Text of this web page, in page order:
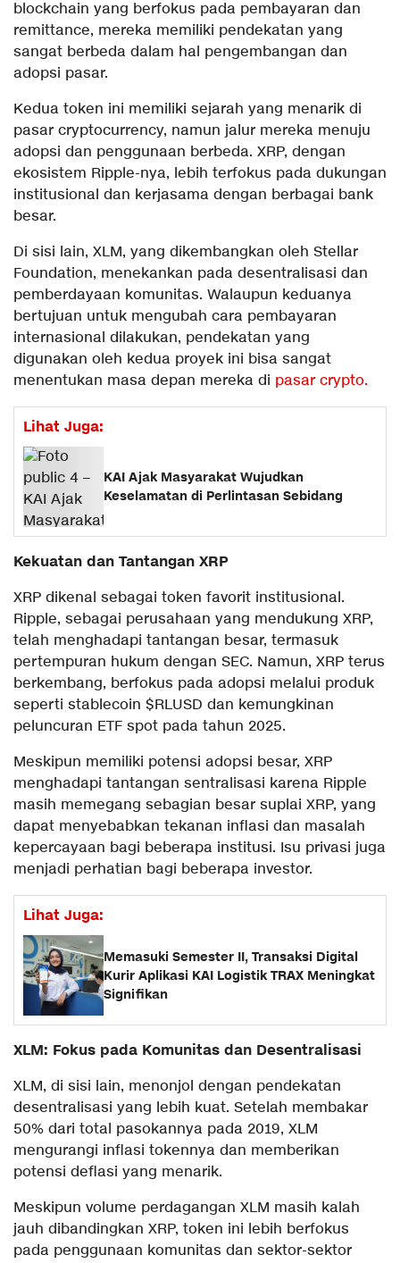
blockchain yang berfokus pada pembayaran dan
remittance, mereka memiliki pendekatan yang
sangat berbeda dalam hal pengembangan dan
adopsi pasar.
Kedua token ini memiliki sejarah yang menarik di
pasar cryptocurrency, namun jalur mereka menuju
adopsi dan penggunaan berbeda. XRP, dengan
ekosistem Ripple-nya, lebih terfokus pada dukungan
institusional dan kerjasama dengan berbagai bank
besar.
Di sisi lain, XLM, yang dikembangkan oleh Stellar
Foundation, menekankan pada desentralisasi dan
pemberdayaan komunitas. Walaupun keduanya
bertujuan untuk mengubah cara pembayaran
internasional dilakukan, pendekatan yang
digunakan oleh kedua proyek ini bisa sangat
menentukan masa depan mereka di pasar crypto.
Lihat Juga:
KAI Ajak Masyarakat Wujudkan
Keselamatan di Perlintasan Sebidang
Kekuatan dan Tantangan XRP
XRP dikenal sebagai token favorit institusional.
Ripple, sebagai perusahaan yang mendukung XRP,
telah menghadapi tantangan besar, termasuk
pertempuran hukum dengan SEC. Namun, XRP terus
berkembang, berfokus pada adopsi melalui produk
seperti stablecoin $RLUSD dan kemungkinan
peluncuran ETF spot pada tahun 2025.
Meskipun memiliki potensi adopsi besar, XRP
menghadapi tantangan sentralisasi karena Ripple
masih memegang sebagian besar suplai XRP, yang
dapat menyebabkan tekanan inflasi dan masalah
kepercayaan bagi beberapa institusi. Isu privasi juga
menjadi perhatian bagi beberapa investor.
Lihat Juga:
Memasuki Semester II, Transaksi Digital
Kurir Aplikasi KAI Logistik TRAX Meningkat
Signifikan
XLM: Fokus pada Komunitas dan Desentralisasi
XLM, di sisi lain, menonjol dengan pendekatan
desentralisasi yang lebih kuat. Setelah membakar
50% dari total pasokannya pada 2019, XLM
mengurangi inflasi tokennya dan memberikan
potensi deflasi yang menarik.
Meskipun volume perdagangan XLM masih kalah
jauh dibandingkan XRP, token ini lebih berfokus
pada penggunaan komunitas dan sektor-sektor